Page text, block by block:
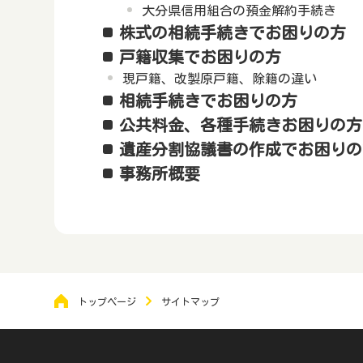
大分県信用組合の預金解約手続き
株式の相続手続きでお困りの方
戸籍収集でお困りの方
現戸籍、改製原戸籍、除籍の違い
相続手続きでお困りの方
公共料金、各種手続きお困りの方
遺産分割協議書の作成でお困り
事務所概要
トップページ サイトマップ